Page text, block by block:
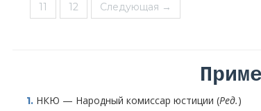
11
12 Следующая →
1. НКЮ — Народный комиссар юстиции (Ред.)